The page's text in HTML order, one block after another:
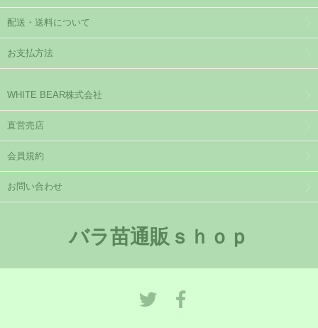
配送・送料について
お支払方法
WHITE BEAR株式会社
直営売店
会員規約
お問い合わせ
バラ苗通販ｓｈｏｐ